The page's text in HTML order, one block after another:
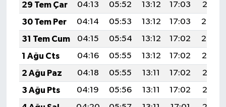
29 Tem Çar
04:13 05:52 13:12 17:03
20:21
30 Tem Per
04:14 05:53 13:12 17:03
20:20
31 Tem Cum
04:15 05:54 13:12 17:02
20:20
1 Ağu Cts
04:16 05:55 13:12 17:02
20:19
2 Ağu Paz
04:18 05:55 13:11 17:02
20:18
3 Ağu Pts
04:19 05:56 13:11 17:02
20:17